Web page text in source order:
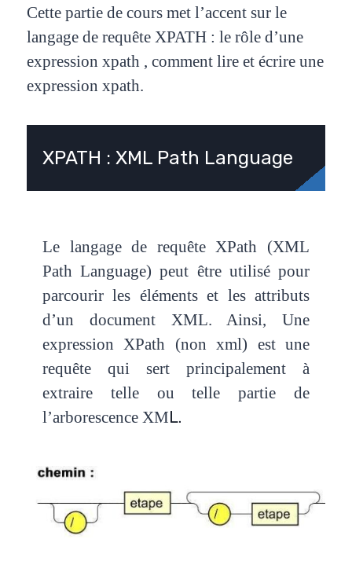
Cette partie de cours met l’accent sur le
langage de requête XPATH : le rôle d’une
expression xpath , comment lire et écrire une
expression xpath.
XPATH : XML Path Language
Le langage de requête XPath (XML
Path Language)peut être utilisé pour
parcourir les éléments et les attributs
d’un document XML. Ainsi, Une
expression XPath (non xml) est une
requête qui sert principalement à
extraire telle ou telle partie de
l’arborescence XML.